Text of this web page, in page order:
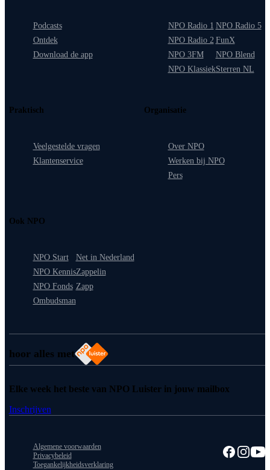
hoor alles met
Podcasts
Ontdek
Download de app
NPO Radio 1
NPO Radio 2
NPO 3FM
NPO Klassiek
NPO Radio 5
FunX
NPO Blend
Sterren NL
Praktisch
Veelgestelde vragen
Klantenservice
Organisatie
Over NPO
Werken bij NPO
Pers
Ook NPO
NPO Start
NPO Kennis
NPO Fonds
Ombudsman
Net in Nederland
Zappelin
Zapp
Elke week het beste van NPO Luister in jouw mailbox
Inschrijven
Algemene voorwaarden
Privacybeleid
Toegankelijkheidsverklaring